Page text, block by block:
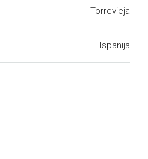
Torrevieja
Ispanija